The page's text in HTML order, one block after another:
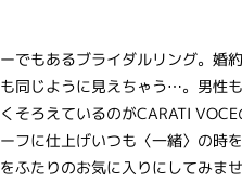
でもあるブライダルリング。婚
同じように見えちゃう…。男性
そろえているのがCARATI
フに仕上げいつも〈一緒〉の時
ふたりのお気に入りにしてみま